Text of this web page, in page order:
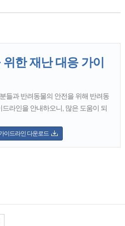
한 재난 대응 가이
들과 반려동물의 안전을 위해 반려동
라인을 안내하오니, 많은 도움이 되
이드라인 다운로드